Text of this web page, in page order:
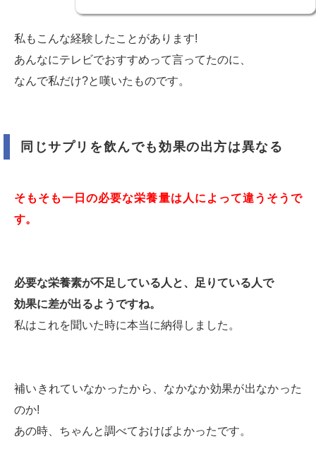
私もこんな経験したことがあります!
あんなにテレビでおすすめって言ってたのに、
なんで私だけ?と嘆いたものです。
同じサプリを飲んでも効果の出方は異なる
そもそも一日の必要な栄養量は人によって違うそうで
す。
必要な栄養素が不足している人と、足りている人で
効果に差が出るようですね。
私はこれを聞いた時に本当に納得しました。
補いきれていなかったから、なかなか効果が出なかった
のか!
あの時、ちゃんと調べておけばよかったです。